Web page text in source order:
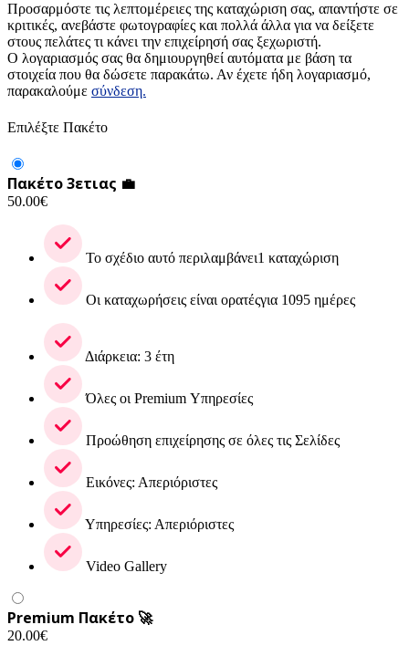
Προσαρμόστε τις λεπτομέρειες της καταχώριση σας, απαντήστε σε
κριτικές, ανεβάστε φωτογραφίες και πολλά άλλα για να δείξετε
στους πελάτες τι κάνει την επιχείρησή σας ξεχωριστή.
Ο λογαριασμός σας θα δημιουργηθεί αυτόματα με βάση τα
στοιχεία που θα δώσετε παρακάτω. Αν έχετε ήδη λογαριασμό,
παρακαλούμε σύνδεση.
Επιλέξτε Πακέτο
Πακέτο 3ετιας 💼
50.00€
Το σχέδιο αυτό περιλαμβάνει1 καταχώριση
Οι καταχωρήσεις είναι ορατέςγια 1095 ημέρες
Διάρκεια: 3 έτη
Όλες οι Premium Υπηρεσίες
Προώθηση επιχείρησης σε όλες τις Σελίδες
Εικόνες: Απεριόριστες
Υπηρεσίες: Απεριόριστες
Video Gallery
Premium Πακέτο 🚀
20.00€